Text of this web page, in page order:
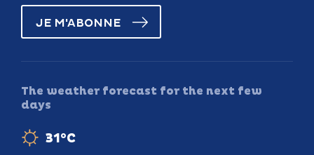
JE M'ABONNE
The weather forecast for the next few
days
31°C